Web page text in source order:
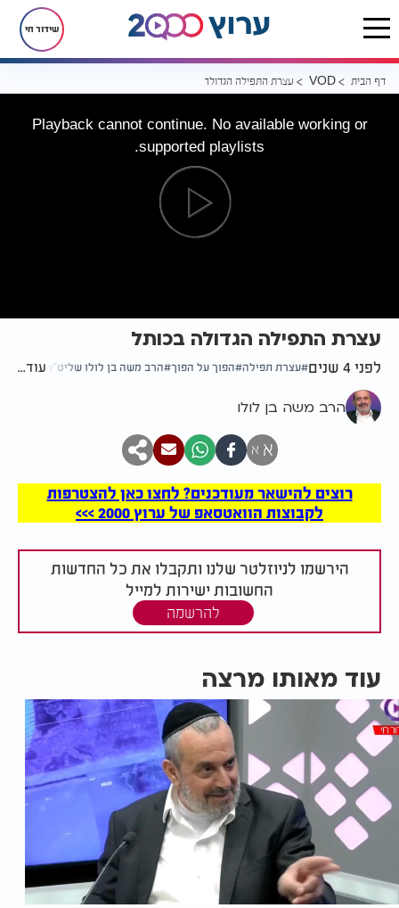
שידור חי
דף הבית VOD עצרת התפילה הגדולה בכותל
Playback cannot continue. No available working or
supported playlists.
עצרת התפילה הגדולה בכותל
לפני 4 שנים עצרת תפילה הפוך על הפוך הרב משה בן לולו שליט"א עוד...
הרב משה בן לולו
א א
רוצים להישאר מעודכנים? לחצו כאן להצטרפות
לקבוצות הוואטסאפ של ערוץ 2000 >>>
הירשמו לניוזלטר שלנו ותקבלו את כל החדשות
החשובות ישירות למייל
להרשמה
עוד מאותו מרצה